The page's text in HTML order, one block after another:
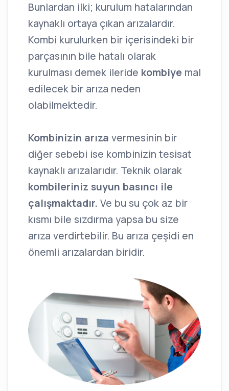
Bunlardan ilki; kurulum hatalarından
kaynaklı ortaya çıkan arızalardır.
Kombi kurulurken bir içerisindeki bir
parçasının bile hatalı olarak
kurulması demek ileride kombiye mal
edilecek bir arıza neden
olabilmektedir.
Kombinizin arıza vermesinin bir
diğer sebebi ise kombinizin tesisat
kaynaklı arızalarıdır. Teknik olarak
kombileriniz suyun basıncı ile
çalışmaktadır. Ve bu su çok az bir
kısmı bile sızdırma yapsa bu size
arıza verdirtebilir. Bu arıza çeşidi en
önemli arızalardan biridir.